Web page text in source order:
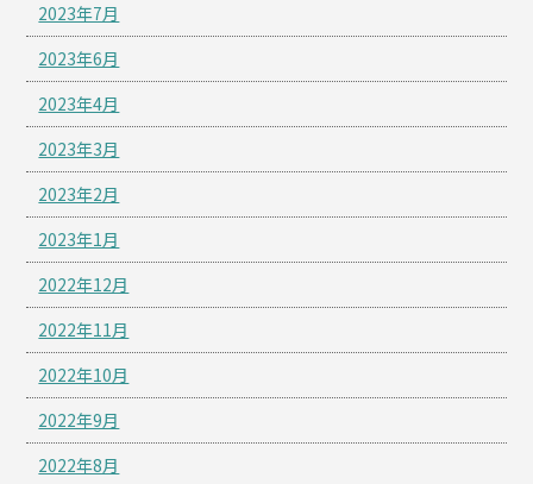
2023年7月
2023年6月
2023年4月
2023年3月
2023年2月
2023年1月
2022年12月
2022年11月
2022年10月
2022年9月
2022年8月